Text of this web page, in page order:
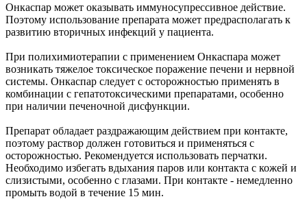
Онкаспар может оказывать иммуносупрессивное действие.
Поэтому использование препарата может предрасполагать к
развитию вторичных инфекций у пациента.
При полихимиотерапии с применением Онкаспара может
возникать тяжелое токсическое поражение печени и нервной
системы. Онкаспар следует с осторожностью применять в
комбинации с гепатотоксическими препаратами, особенно
при наличии печеночной дисфункции.
Препарат обладает раздражающим действием при контакте,
поэтому раствор должен готовиться и применяться с
осторожностью. Рекомендуется использовать перчатки.
Необходимо избегать вдыхания паров или контакта с кожей и
слизистыми, особенно с глазами. При контакте - немедленно
промыть водой в течение 15 мин.